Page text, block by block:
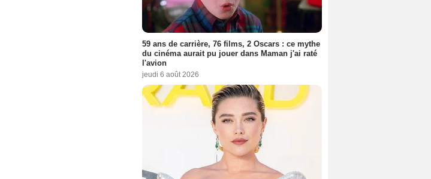
59 ans de carrière, 76 films, 2 Oscars : ce mythe
du cinéma aurait pu jouer dans Maman j'ai raté
l'avion
jeudi 6 août 2026